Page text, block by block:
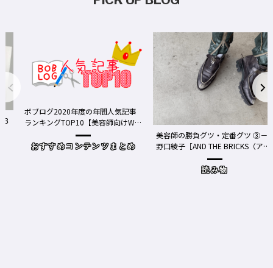
ボブログ2020年度の年間人気記事
ランキングTOP10【美容師向けWe
おすすめコンテンツまとめ
美容師の勝負グツ・定番グツ ③－
野口綾子［AND THE BRICKS（アン
ドザブリックス）／神奈川県鎌倉
読み物